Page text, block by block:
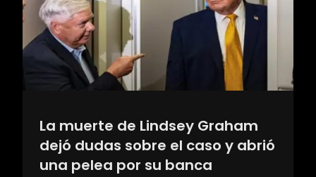
La muerte de Lindsey Graham
dejó dudas sobre el caso y abrió
una pelea por su banca